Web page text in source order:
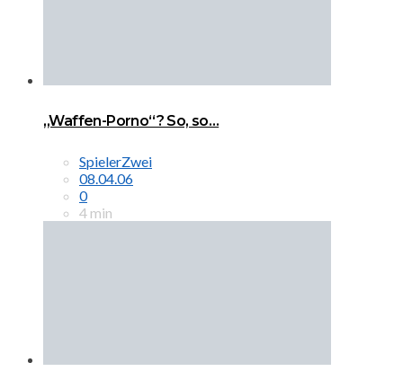
„Waffen-Porno“? So, so…
SpielerZwei
08.04.06
0
4 min